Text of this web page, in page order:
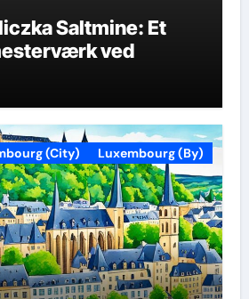
Saltmine: Et
ved
(City) Luxembourg (By)